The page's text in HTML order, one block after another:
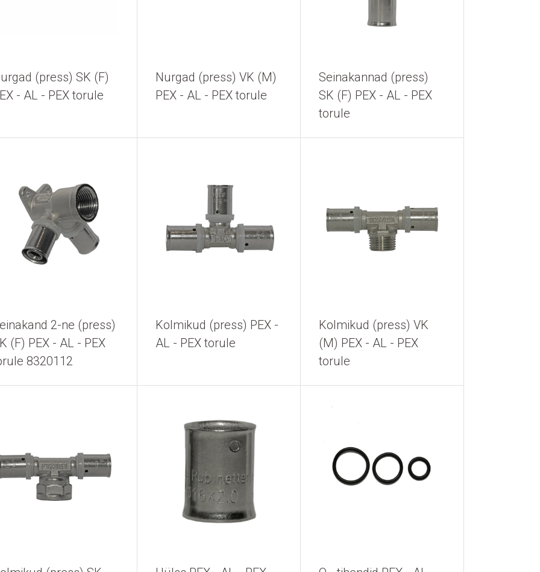
(press) SK (F)
- AL - PEX torule
Nurgad (press) VK (M)
PEX - AL - PEX torule
Seinakannad (press)
SK (F) PEX - AL - PEX
torule
2-ne (press)
(F) PEX - AL - PEX
8320112
Kolmikud (press) PEX -
AL - PEX torule
Kolmikud (press) VK
(M) PEX - AL - PEX
torule